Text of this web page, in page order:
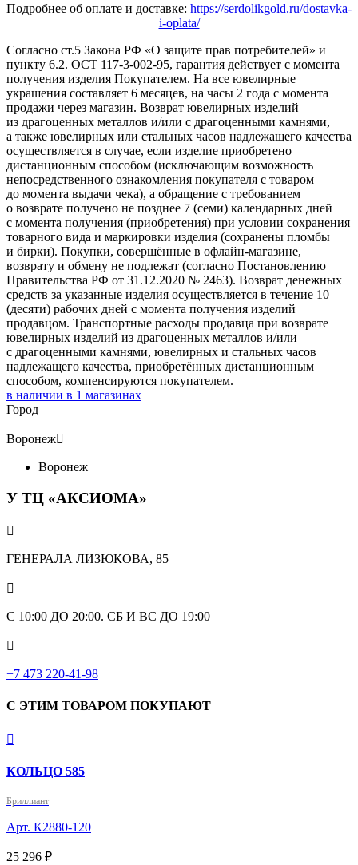
Подробнее об оплате и доставке: https://serdolikgold.ru/dostavka-
i-oplata/
Согласно ст.5 Закона РФ «О защите прав потребителей» и
пункту 6.2. ОСТ 117-3-002-95, гарантия действует с момента
получения изделия Покупателем. На все ювелирные
украшения составляет 6 месяцев, на часы 2 года с момента
продажи через магазин. Возврат ювелирных изделий
из драгоценных металлов и/или с драгоценными камнями,
а также ювелирных или стальных часов надлежащего качества
осуществляется в случае, если изделие приобретено
дистанционным способом (исключающим возможность
непосредственного ознакомления покупателя с товаром
до момента выдачи чека), а обращение с требованием
о возврате получено не позднее 7 (семи) календарных дней
с момента получения (приобретения) при условии сохранения
товарного вида и маркировки изделия (сохранены пломбы
и бирки). Покупки, совершённые в офлайн-магазине,
возврату и обмену не подлежат (согласно Постановлению
Правительства РФ от 31.12.2020 № 2463). Возврат денежных
средств за указанные изделия осуществляется в течение 10
(десяти) рабочих дней с момента получения изделий
продавцом. Транспортные расходы продавца при возврате
ювелирных изделий из драгоценных металлов и/или
с драгоценными камнями, ювелирных и стальных часов
надлежащего качества, приобретённых дистанционным
способом, компенсируются покупателем.
в наличии в 1 магазинах
Город
Воронеж
Воронеж
У ТЦ «АКСИОМА»

ГЕНЕРАЛА ЛИЗЮКОВА, 85

С 10:00 ДО 20:00. СБ И ВС ДО 19:00

+7 473 220-41-98
С ЭТИМ ТОВАРОМ ПОКУПАЮТ

КОЛЬЦО 585
Бриллиант
Арт. К2880-120
25 296 ₽